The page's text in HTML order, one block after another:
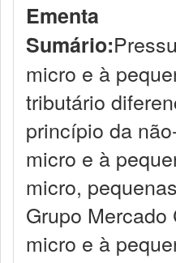
Ementa
Sumário:
micro e à
tributário
princípio da
micro e à
micro,
Grupo
micro e à